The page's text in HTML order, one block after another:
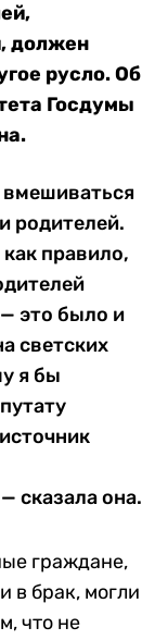
должен
русло. Об
Госдумы
вмешиваться
родителей.
правило,
это было и
светских
я бы
сказала она.
граждане,
в брак, могли
что не